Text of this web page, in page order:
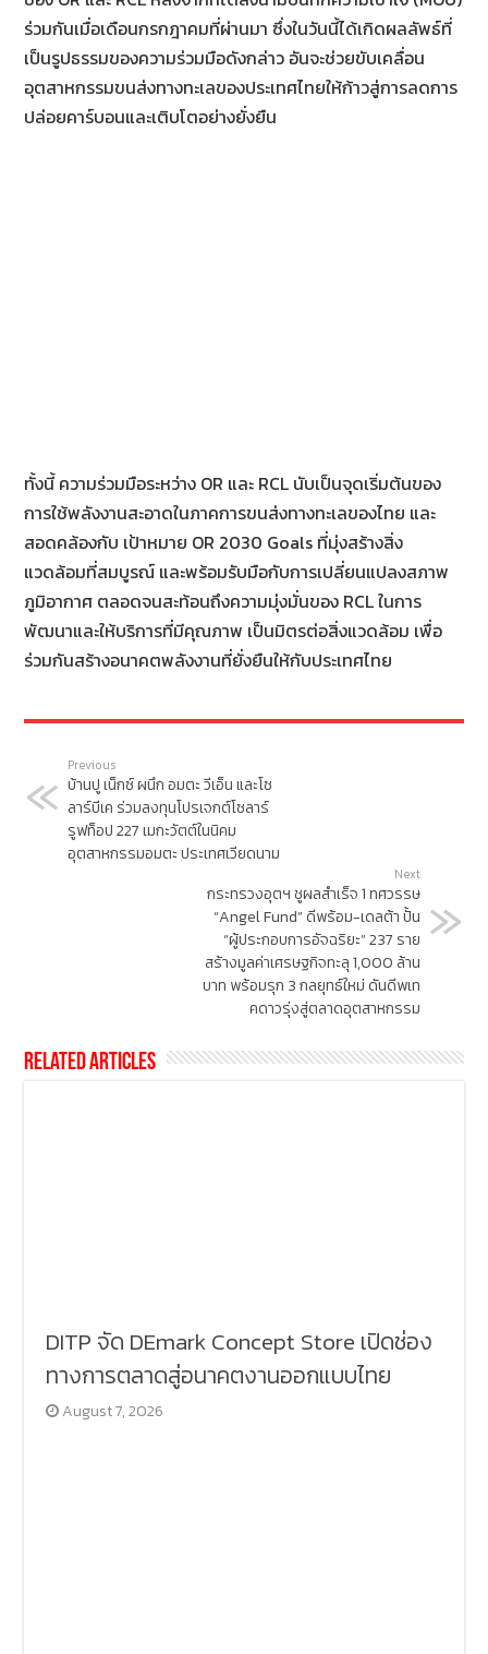
ร่วมกันเมื่อเดือนกรกฎาคมที่ผ่านมา ซึ่งในวันนี้ได้เกิดผลลัพธ์ที่
เป็นรูปธรรมของความร่วมมือดังกล่าว อันจะช่วยขับเคลื่อน
อุตสาหกรรมขนส่งทางทะเลของประเทศไทยให้ก้าวสู่การลดการ
ปล่อยคาร์บอนและเติบโตอย่างยั่งยืน
ทั้งนี้ ความร่วมมือระหว่าง OR และ RCL นับเป็นจุดเริ่มต้นของ
การใช้พลังงานสะอาดในภาคการขนส่งทางทะเลของไทย และ
สอดคล้องกับ เป้าหมาย OR 2030 Goals ที่มุ่งสร้างสิ่ง
แวดล้อมที่สมบูรณ์ และพร้อมรับมือกับการเปลี่ยนแปลงสภาพ
ภูมิอากาศ ตลอดจนสะท้อนถึงความมุ่งมั่นของ RCL ในการ
พัฒนาและให้บริการที่มีคุณภาพ เป็นมิตรต่อสิ่งแวดล้อม เพื่อ
ร่วมกันสร้างอนาคตพลังงานที่ยั่งยืนให้กับประเทศไทย
Previous
บ้านปู เน็กซ์ ผนึก อมตะ วีเอ็น และโซ
ลาร์บีเค ร่วมลงทุนโปรเจกต์โซลาร์
รูฟท็อป 227 เมกะวัตต์ในนิคม
อุตสาหกรรมอมตะ ประเทศเวียดนาม
Next
กระทรวงอุตฯ ชูผลสำเร็จ 1 ทศวรรษ
“Angel Fund” ดีพร้อม-เดลต้า ปั้น
“ผู้ประกอบการอัจฉริยะ” 237 ราย
สร้างมูลค่าเศรษฐกิจทะลุ 1,000 ล้าน
บาท พร้อมรุก 3 กลยุทธ์ใหม่ ดันดีพเท
คดาวรุ่งสู่ตลาดอุตสาหกรรม
Related Articles
DITP จัด DEmark Concept Store เปิดช่อง
ทางการตลาดสู่อนาคตงานออกแบบไทย
August 7, 2026